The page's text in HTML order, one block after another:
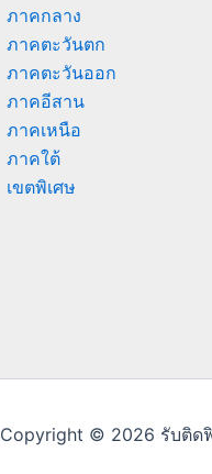
ภาคกลาง
ภาคตะวันตก
ภาคตะวันออก
ภาคอีสาน
ภาคเหนือ
ภาคใต้
เขตพิเศษ
Copyright © 2026 รับติด